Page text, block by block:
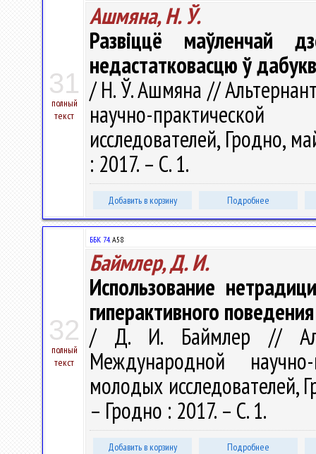
31
полный
текст
Ашмяна, Н. Ў.
Развіццё маўленчай
недастатковасцю ў
/ Н. Ў. Ашмяна //
научно-
исследователей, Гродно,
: 2017. – С. 1.
Добавить в корзину Подробнее
32
полный
текст
ББК 74.А58
Баймлер, Д. И.
Использование
гиперактивного
/ Д. И. Баймлер //
Международной научно-
молодых исследователей,
– Гродно : 2017. – С. 1.
Добавить в корзину Подробнее